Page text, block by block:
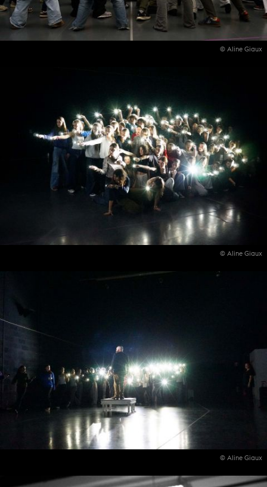
© Aline Giaux
© Aline Giaux
© Aline Giaux